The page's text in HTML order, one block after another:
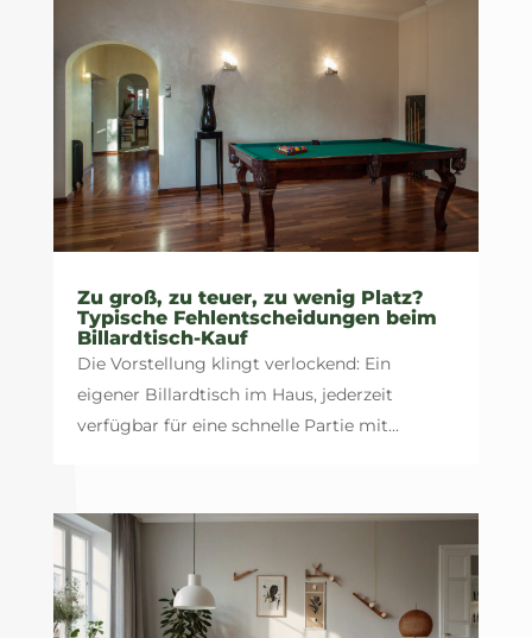
Zu groß, zu teuer, zu wenig Platz?
Typische Fehlentscheidungen beim
Billardtisch-Kauf
Die Vorstellung klingt verlockend: Ein
eigener Billardtisch im Haus, jederzeit
verfügbar für eine schnelle Partie mit...